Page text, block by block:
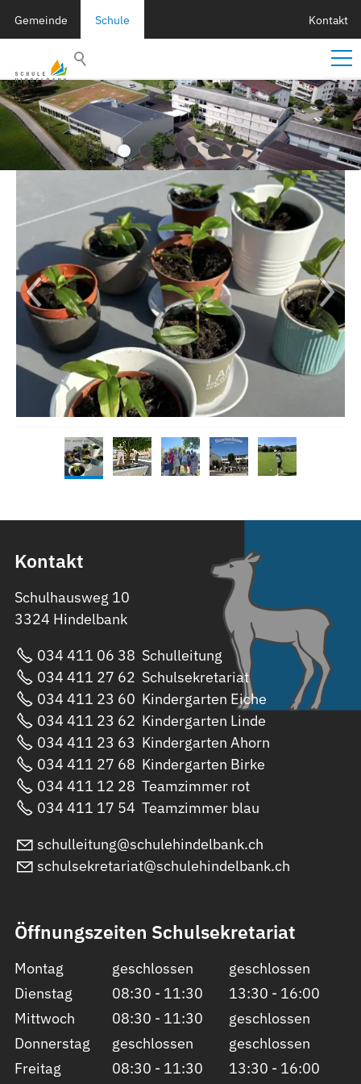
Gemeinde Schule Kontakt
Kontakt
Schulhausweg 10
3324 Hindelbank
034 411 06 38 Schulleitung
034 411 27 62 Schulsekretariat
034 411 23 60 Kindergarten Eiche
034 411 23 62 Kindergarten Linde
034 411 23 63 Kindergarten Ahorn
034 411 27 68 Kindergarten Birke
034 411 12 28 Teamzimmer rot
034 411 17 54 Teamzimmer blau
sch ll t ng sch l h nd lb nk ch
sch ls kr t r t sch l h nd lb nk ch
Öffnungszeiten Schulsekretariat
Montag geschlossen
geschlossen
Dienstag
08:30 - 11:30
13:30 - 16:00
Mittwoch
08:30 - 11:30
geschlossen
Donnerstag
geschlossen
geschlossen
Freitag
08:30 - 11:30 13:30 - 16:00